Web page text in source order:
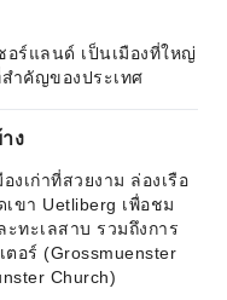
อร์แลนด์ เป็นเมืองที่ใหญ่
ำคัญของประเทศ
ง
เก่าที่สวยงาม ล่องเรือ
ขา Uetliberg เพื่อชม
ทะเลสาบ รวมถึงการ
อร์ (Grossmuenster
Church)